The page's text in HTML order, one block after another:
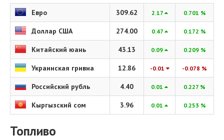
Евро 309.62 2.17 0.701 %
Доллар США 274.00 0.47 0.172 %
Китайский юань 43.13 0.09 0.209 %
Украинская гривна 12.86 -0.01 -0.078 %
Российский рубль 4.40 0.01 0.227 %
Кыргызский сом 3.96 0.01 0.253 %
Топливо